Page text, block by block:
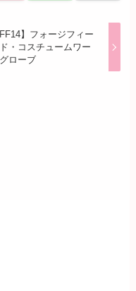
FF14】フォージフィー
・コスチュームワー
ローブ